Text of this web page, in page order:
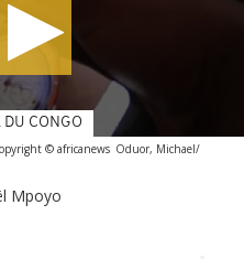
© africanews Oduor, Michael/
Mpoyo
DU CONGO